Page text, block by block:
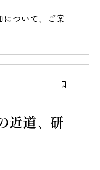
について、ご案
近道、研